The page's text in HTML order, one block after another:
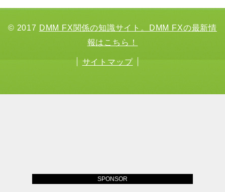
© 2017 DMM FX関係の知識サイト。DMM FXの最新情
報はこちら！
サイトマップ
SPONSOR